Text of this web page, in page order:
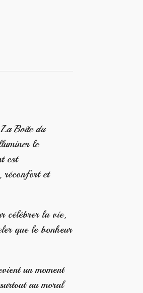
La Boîte du
le
est
réconfort et
célébrer la vie,
que le bonheur
un moment
au moral